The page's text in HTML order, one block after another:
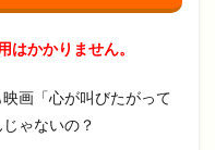
かかりません。
画「心が叫びたがって
ゃないの？